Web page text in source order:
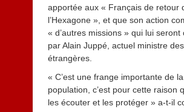
apportée aux « Français de retour
l’Hexagone », et que son action
« d’autres missions » qui lui seront
par Alain Juppé, actuel ministre
étrangères.
« C’est une frange importante de la
population, c’est pour cette raison
les écouter et les protéger » a-t-il